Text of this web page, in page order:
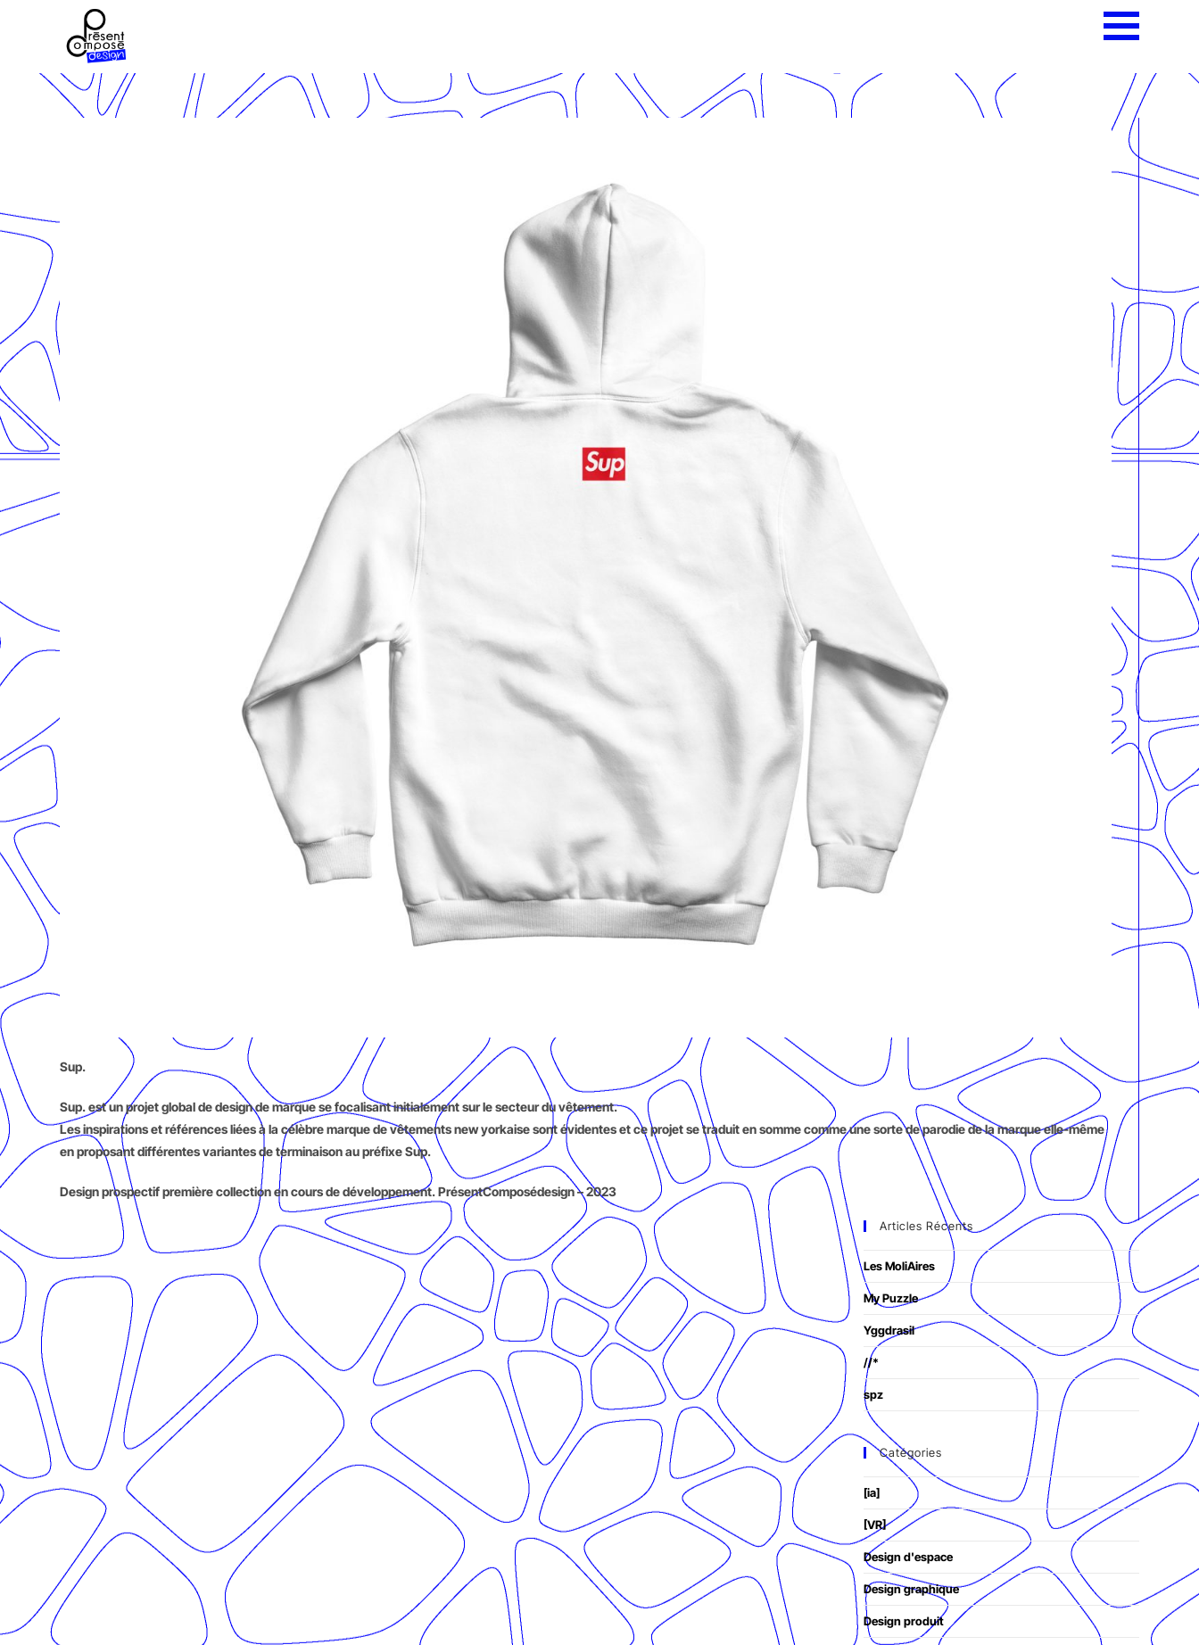
Sup.
Sup. est un projet global de design de marque se focalisant initialement sur le secteur du vêtement.
Les inspirations et références liées à la célèbre marque de vêtements new yorkaise sont évidentes et ce projet se traduit en somme comme une sorte de parodie de la marque elle-même
en proposant différentes variantes de terminaison au préfixe Sup.
Design prospectif première collection en cours de développement. PrésentComposédesign – 2023
Articles Récents
Les MoliAires
My Puzzle
Yggdrasil
//*
spz
Catégories
[ia]
[VR]
Design d'espace
Design graphique
Design produit